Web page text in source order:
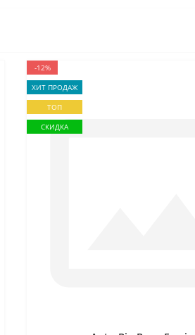
-12%
ХИТ ПРОДАЖ
ТОП
СКИДКА